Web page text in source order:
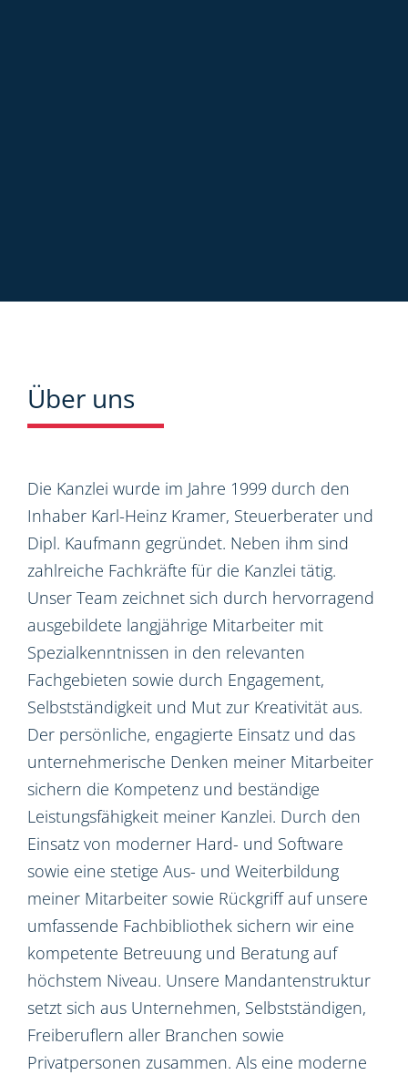
Über uns
Die Kanzlei wurde im Jahre 1999 durch den
Inhaber Karl-Heinz Kramer, Steuerberater und
Dipl. Kaufmann gegründet. Neben ihm sind
zahlreiche Fachkräfte für die Kanzlei tätig.
Unser Team zeichnet sich durch hervorragend
ausgebildete langjährige Mitarbeiter mit
Spezialkenntnissen in den relevanten
Fachgebieten sowie durch Engagement,
Selbstständigkeit und Mut zur Kreativität aus.
Der persönliche, engagierte Einsatz und das
unternehmerische Denken meiner Mitarbeiter
sichern die Kompetenz und beständige
Leistungsfähigkeit meiner Kanzlei. Durch den
Einsatz von moderner Hard- und Software
sowie eine stetige Aus- und Weiterbildung
meiner Mitarbeiter sowie Rückgriff auf unsere
umfassende Fachbibliothek sichern wir eine
kompetente Betreuung und Beratung auf
höchstem Niveau. Unsere Mandantenstruktur
setzt sich aus Unternehmen, Selbstständigen,
Freiberuflern aller Branchen sowie
Privatpersonen zusammen. Als eine moderne